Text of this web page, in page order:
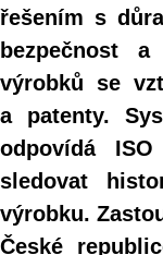
řešením s
bezpečnost
výrobků se
a patenty.
odpovídá
sledovat
výrobku.
České